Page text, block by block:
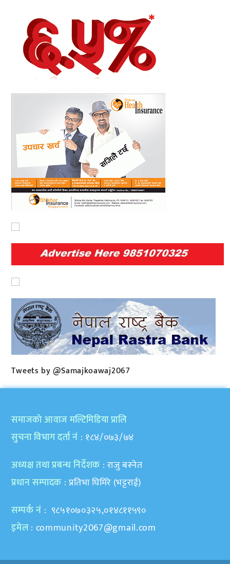
Tweets by @Samajkoawaj2067
समाजकाे आवाज मल्टिमिडिया प्रालि
सुचना विभाग दर्ता नं : १८४/०७३/७४
अध्यक्ष तथा प्रबन्ध निर्देशक : राजु बस्नेत
प्रधान सम्पादक : प्रतिभा घिमिरे (भट्टराई)
सम्पर्क नं : ९८५१०७०३२५,०१४८११५९०
इमेल: community2067@gmail.com